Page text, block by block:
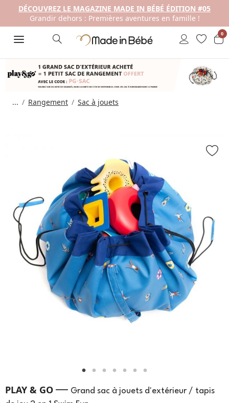
DÉCOUVREZ LE MAGAZINE MADE IN BÉBÉ ÉDITION #05
Grandir dehors : Premières aventures en famille !
0
... Rangement Sac à jouets
PLAY & GO — Grand sac à jouets d'extérieur / tapis